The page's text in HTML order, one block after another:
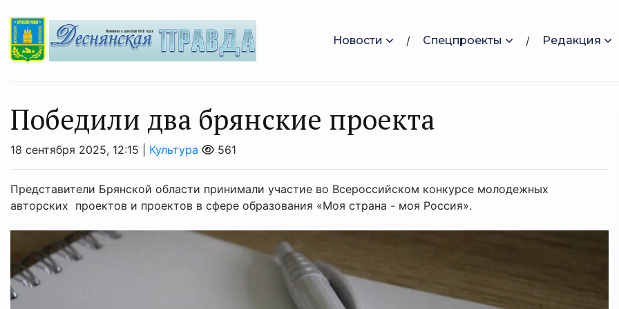
Новости Спецпроекты Редакция
Победили два брянские проекта
18 сентября 2025, 12:15 | Культура 561
Представители Брянской области принимали участие во Всероссийском конкурсе молодежных
авторских проектов и проектов в сфере образования «Моя страна - моя Россия».